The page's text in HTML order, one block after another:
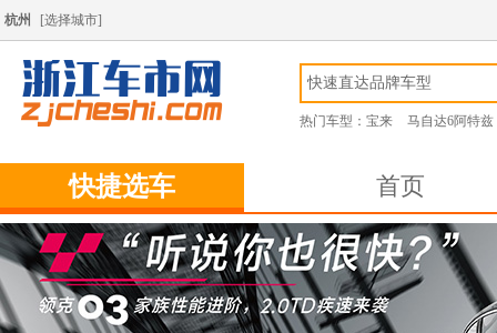
杭州 [选择城市]
热门车型： 宝来 马自达6阿特兹
快捷选车 首页